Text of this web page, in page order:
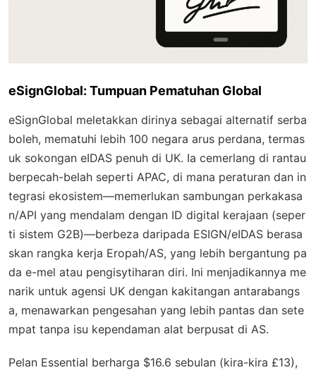
eSignGlobal: Tumpuan Pematuhan Global
eSignGlobal meletakkan dirinya sebagai alternatif serba
boleh, mematuhi lebih 100 negara arus perdana, termas
uk sokongan eIDAS penuh di UK. Ia cemerlang di rantau
berpecah-belah seperti APAC, di mana peraturan dan in
tegrasi ekosistem—memerlukan sambungan perkakasa
n/API yang mendalam dengan ID digital kerajaan (seper
ti sistem G2B)—berbeza daripada ESIGN/eIDAS berasa
skan rangka kerja Eropah/AS, yang lebih bergantung pa
da e-mel atau pengisytiharan diri. Ini menjadikannya me
narik untuk agensi UK dengan kakitangan antarabangs
a, menawarkan pengesahan yang lebih pantas dan sete
mpat tanpa isu kependaman alat berpusat di AS.
Pelan Essential berharga $16.6 sebulan (kira-kira £13),